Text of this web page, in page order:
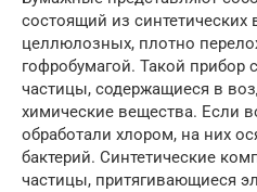
состоящий из синтетических
целлюлозных, плотно
гофробумагой. Такой прибор
частицы, содержащиеся в
химические вещества. Если
обработали хлором, на них
бактерий. Синтетические
частицы, притягивающиеся